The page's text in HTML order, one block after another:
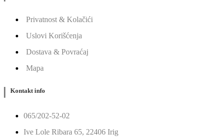
Privatnost & Kolačići
Uslovi Korišćenja
Dostava & Povraćaj
Mapa
Kontakt info
065/202-52-02
Ive Lole Ribara 65, 22406 Irig